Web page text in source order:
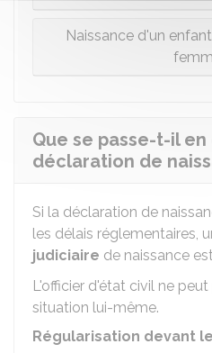
Naissance d'un
Que se passe-t-il en
déclaration de
Si la déclaration de
les délais réglementaires,
judiciaire de naissance
L'officier d'état civil ne
situation lui-même.
Régularisation devant